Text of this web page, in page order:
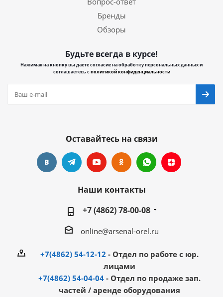
Бренды
Обзоры
Будьте всегда в курсе!
Нажимая на кнопку вы даете согласие на обработку персональных данных и
соглашаетесь сполитикой конфиденциальности
Оставайтесь на связи
Наши контакты
+7 (4862) 78-00-08
online@arsenal-orel.ru
+7(4862) 54-12-12 - Отдел по работе с юр.
лицами
+7(4862) 54-04-04 - Отдел по продаже зап.
частей / аренде оборудования